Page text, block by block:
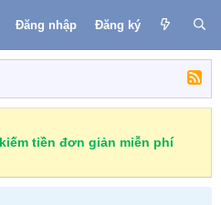
Đăng nhập Đăng ký
tiền đơn giản miễn phí